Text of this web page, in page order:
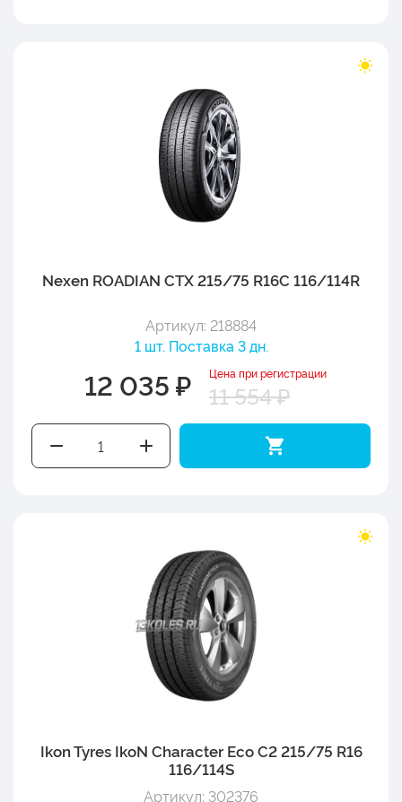
Nexen ROADIAN CTX 215/75 R16C 116/114R
Артикул: 218884
1 шт. Поставка 3 дн.
12 035 ₽ Цена при регистрации
11 554 ₽
Ikon Tyres IkoN Character Eco C2 215/75 R16
116/114S
Артикул: 302376